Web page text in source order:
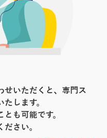
せいただくと、専門ス
します。
も可能です。
さい。